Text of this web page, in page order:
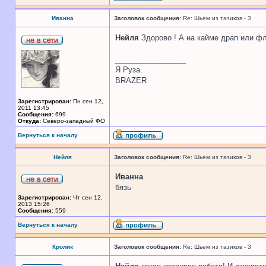
Иванна Заголовок сообщения: Re: Шьем из тазиков - 3
Зарегистрирован: Пн сен 12,
2011 13:45
Сообщения: 699
Откуда: Северо-западный ФО
Нейля Здорово ! А на кайме драп или
Я Руза.
BRAZER
Вернуться к началу
Нейля Заголовок сообщения: Re: Шьем из тазиков - 3
Зарегистрирован: Чт сен 12,
2013 15:26
Сообщения: 559
Иванна
бязь
Вернуться к началу
Кролик Заголовок сообщения: Re: Шьем из тазиков - 3